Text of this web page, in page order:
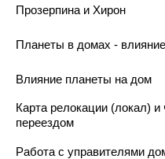
Прозерпина и Хирон
Планеты в домах -
Влияние планеты на дом
Карта релокации (локал)
переездом
Работа с управителями